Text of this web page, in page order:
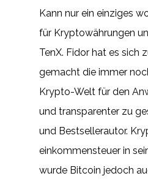
Kann nur ein einziges
für Kryptowährungen
TenX. Fidor hat es sich
gemacht die immer
Krypto-Welt für den
und transparenter zu
und Bestsellerautor.
einkommensteuer in
wurde Bitcoin jedoch